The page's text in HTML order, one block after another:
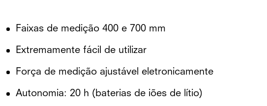
Faixas de medição 400 e 700 mm
Extremamente fácil de utilizar
Força de medição ajustável eletronicamente
Autonomia: 20 h (baterias de iões de lítio)